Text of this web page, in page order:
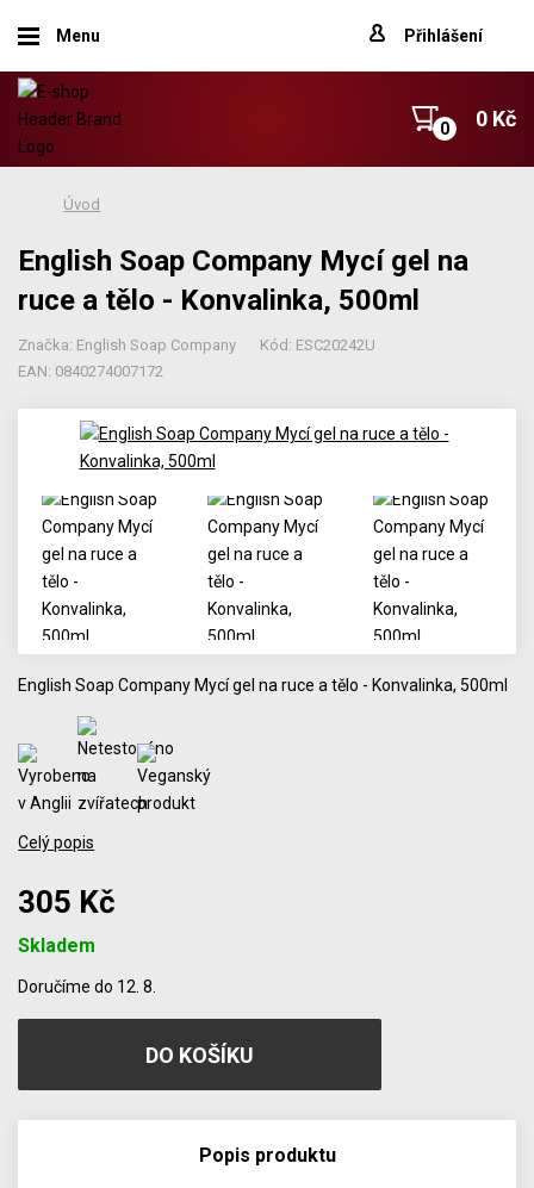
Menu Přihlášení
0 Kč
Úvod
English Soap Company Mycí gel na
ruce a tělo - Konvalinka, 500ml
Značka: English Soap Company
Kód: ESC20242U
EAN: 0840274007172
English Soap Company Mycí gel na ruce a tělo - Konvalinka, 500ml
Celý popis
305 Kč
Skladem
Doručíme do 12. 8.
Popis produktu